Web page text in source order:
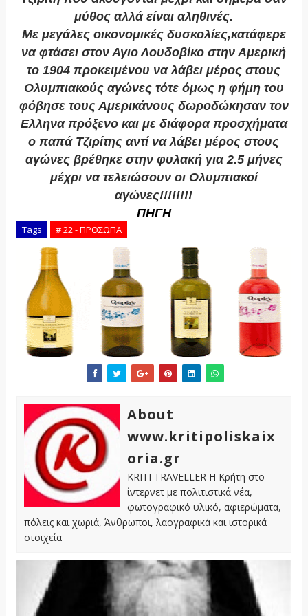
μύθος αλλά είναι αληθινές.
Με μεγάλες οικονομικές δυσκολίες,κατάφερε
να φτάσει στον Αγιο Λουδοβίκο στην Αμερική
το 1904 προκειμένου να λάβει μέρος στους
Ολυμπιακούς αγώνες τότε όμως η φήμη του
φόβησε τους Αμερικάνους δωροδώκησαν τον
Ελληνα πρόξενο και με διάφορα προσχήματα
ο παπά Τζιρίτης αντί να λάβει μέρος στους
αγώνες βρέθηκε στην φυλακή για 2.5 μήνες
μέχρι να τελειώσουν οι Ολυμπιακοί
αγώνες!!!!!!!!
ΠΗΓΗ
Tags # 22 - ΠΡΟΣΩΠΑ
About
www.kritipoliskaix
oria.gr
KRITI TRAVELLER Η Κρήτη στο
ίντερνετ με πολιτιστικά νέα,
φωτογραφικό υλικό, αφιερώματα,
πόλεις και χωριά, Άνθρωποι, λαογραφικά και ιστορικά
στοιχεία